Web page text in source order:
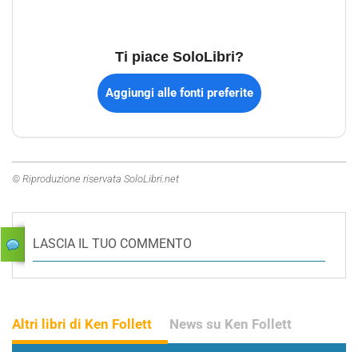
Ti piace SoloLibri?
Aggiungi alle fonti preferite
© Riproduzione riservata SoloLibri.net
LASCIA IL TUO COMMENTO
Altri libri di Ken Follett News su Ken Follett